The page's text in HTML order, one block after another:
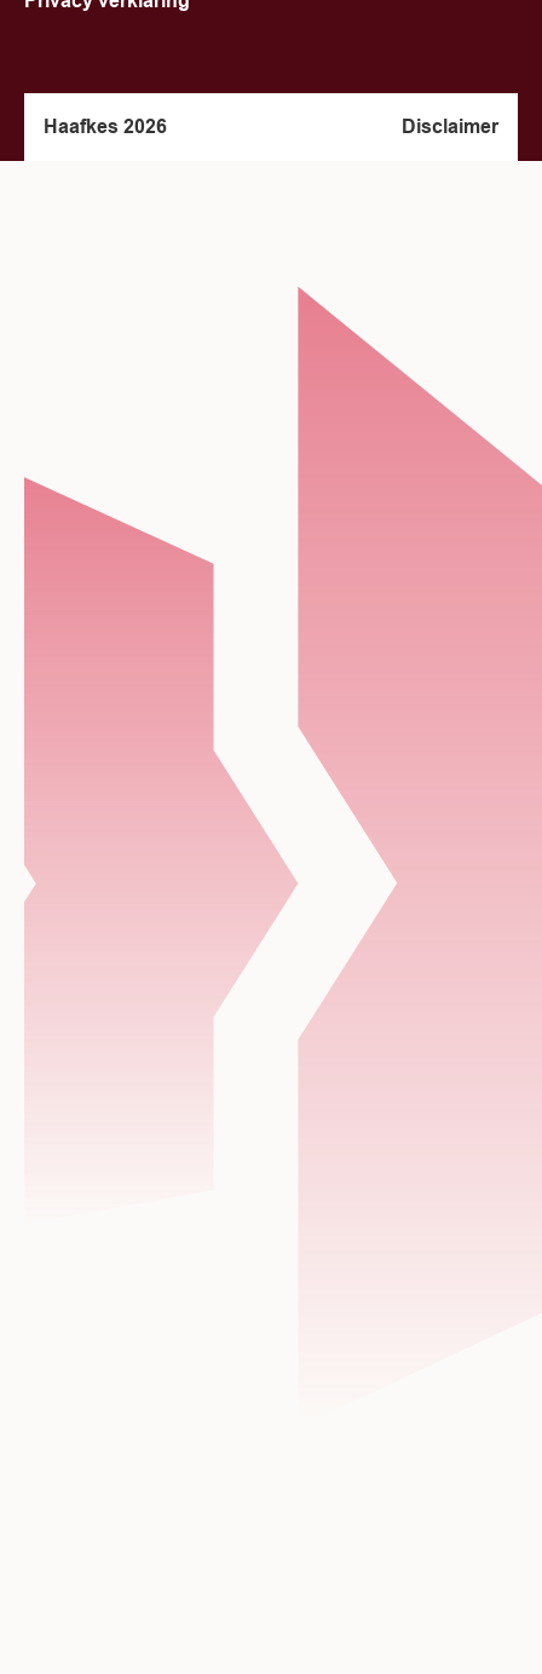
Haafkes 2026 Disclaimer